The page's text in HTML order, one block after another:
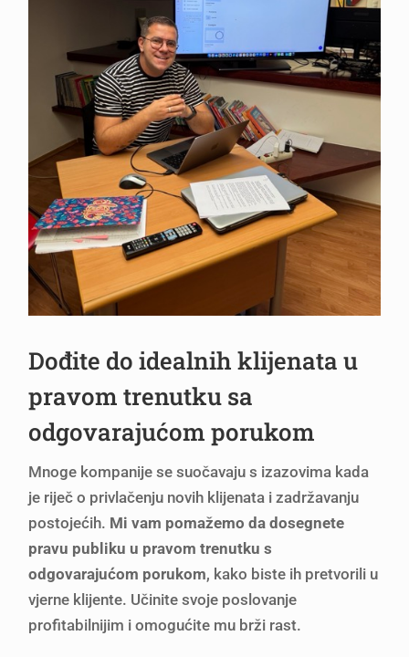
Dođite do idealnih klijenata u
pravom trenutku sa
odgovarajućom porukom
Mnoge kompanije se suočavaju s izazovima kada
je riječ o privlačenju novih klijenata i zadržavanju
postojećih. Mi vam pomažemo da dosegnete
pravu publiku u pravom trenutku s
odgovarajućom porukom, kako biste ih pretvorili u
vjerne klijente. Učinite svoje poslovanje
profitabilnijim i omogućite mu brži rast.